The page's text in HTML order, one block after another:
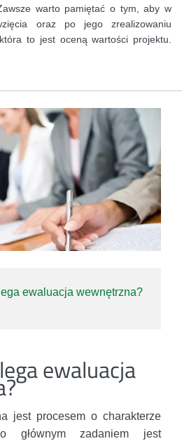
warto pamiętać o tym, aby w
oraz po jego zrealizowaniu
to jest oceną wartości projektu.
ewaluacja wewnętrzna?
ewaluacja
jest procesem o charakterze
głównym zadaniem jest